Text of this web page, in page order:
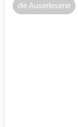
die Auserlesene